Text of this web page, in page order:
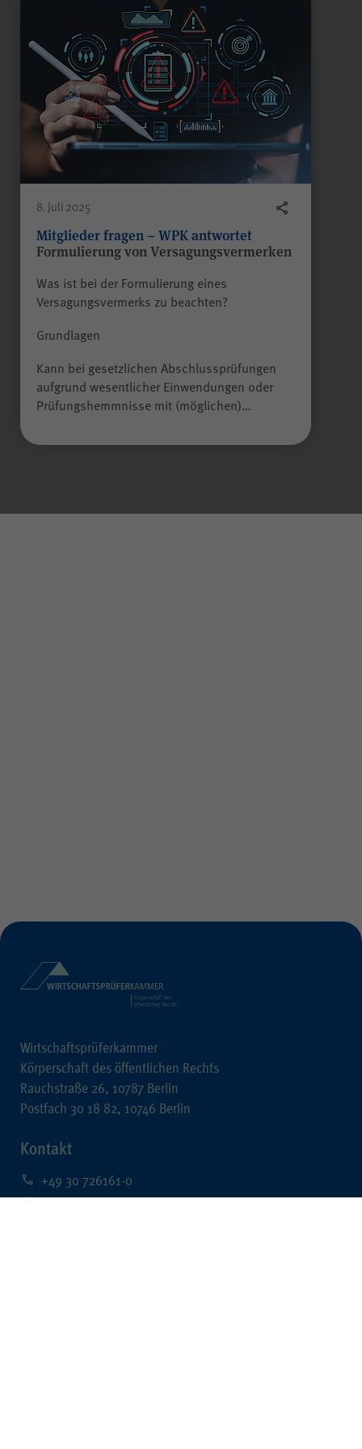
8. Juli 2025
Mitglieder fragen – WPK antwortet
Formulierung von Versagungsvermerken
Was ist bei der Formulierung eines
Versagungsvermerks zu beachten?
Grundlagen
Kann bei gesetzlichen Abschlussprüfungen
aufgrund wesentlicher Einwendungen oder
Prüfungshemmnisse mit (möglichen)…
Wirtschaftsprüferkammer
Körperschaft des öffentlichen Rechts
Rauchstraße 26, 10787 Berlin
Postfach 30 18 82, 10746 Berlin
Kontakt
+49 30 726161-0
+49 30 726161-212